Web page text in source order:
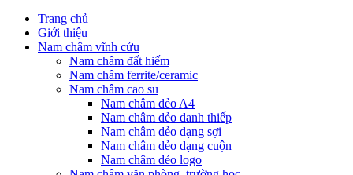
Trang chủ
Giới thiệu
Nam châm vĩnh cửu
Nam châm đất hiếm
Nam châm ferrite/ceramic
Nam châm cao su
Nam châm dẻo A4
Nam châm dẻo danh thiếp
Nam châm dẻo dạng sợi
Nam châm dẻo dạng cuộn
Nam châm dẻo logo